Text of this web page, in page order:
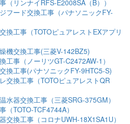
（リンナイRFS-E2008SA（B））
ード交換工事（パナソニックFY-
換工事（TOTOピュアレストEXアプリ
機交換工事(三菱V-142BZ5)
工事（ノーリツGT-C2472AW-1）
換工事(パナソニックFY-9HTC5-S)
交換工事（TOTOピュアレストQR
水器交換工事（三菱SRG-375GM）
（TOTO-TCF4744A）
交換工事（コロナUWH-18X1SA1U）